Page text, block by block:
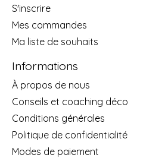
S'inscrire
Mes commandes
Ma liste de souhaits
Informations
À propos de nous
Conseils et coaching déco
Conditions générales
Politique de confidentialité
Modes de paiement